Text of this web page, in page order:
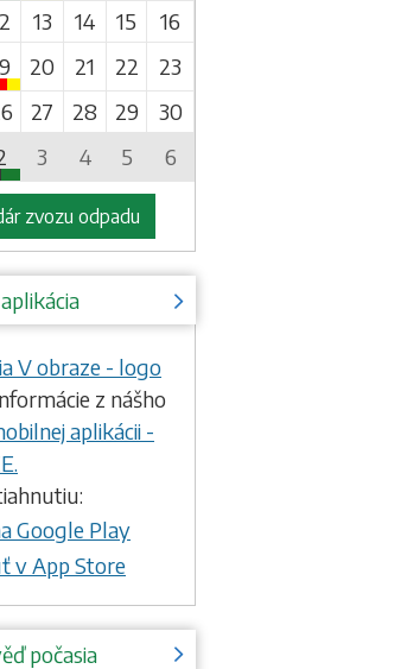
Zber skla a obalov zo skla
(Čadca)
zmesového komunálneho odpadu
(Čadca)
13 14 15
16
obalov z kovu
(Čadca)
zmesového komunálneho odpadu
(Čadca)
20 21 22
23
27 28 29
30
skla a obalov zo skla
(Čadca)
zmesového komunálneho odpadu
(Čadca)
3 4 5 6
zvozu odpadu
z nášho
aplikácii -
počasia